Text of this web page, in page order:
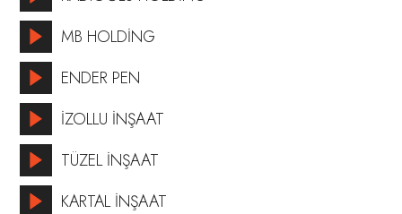
MB HOLDİNG
ENDER PEN
İZOLLU İNŞAAT
TÜZEL İNŞAAT
KARTAL İNŞAAT